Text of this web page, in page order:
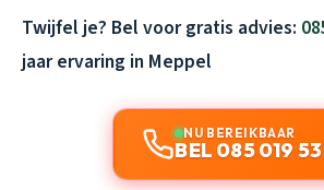
Twijfel je? Bel voor gratis advies:
jaar ervaring in Meppel
NU BEREIKBAAR
BEL 085 019 53